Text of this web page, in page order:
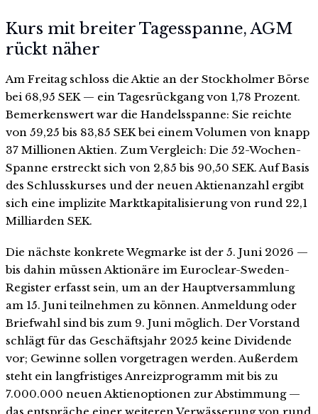
Kurs mit breiter Tagesspanne, AGM
rückt näher
Am Freitag schloss die Aktie an der Stockholmer Börse
bei 68,95 SEK — ein Tagesrückgang von 1,78 Prozent.
Bemerkenswert war die Handelsspanne: Sie reichte
von 59,25 bis 83,85 SEK bei einem Volumen von knapp
37 Millionen Aktien. Zum Vergleich: Die 52-Wochen-
Spanne erstreckt sich von 2,85 bis 90,50 SEK. Auf Basis
des Schlusskurses und der neuen Aktienanzahl ergibt
sich eine implizite Marktkapitalisierung von rund 22,1
Milliarden SEK.
Die nächste konkrete Wegmarke ist der 5. Juni 2026 —
bis dahin müssen Aktionäre im Euroclear-Sweden-
Register erfasst sein, um an der Hauptversammlung
am 15. Juni teilnehmen zu können. Anmeldung oder
Briefwahl sind bis zum 9. Juni möglich. Der Vorstand
schlägt für das Geschäftsjahr 2025 keine Dividende
vor; Gewinne sollen vorgetragen werden. Außerdem
steht ein langfristiges Anreizprogramm mit bis zu
7.000.000 neuen Aktienoptionen zur Abstimmung —